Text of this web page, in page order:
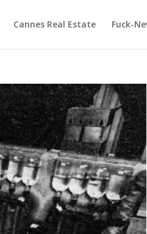
Cannes Real Estate Fuck-